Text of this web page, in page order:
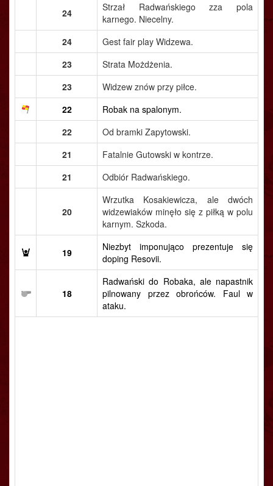
24
Strzał Radwańskiego zza pola
karnego. Niecelny.
24
Gest fair play Widzewa.
23
Strata Możdżenia.
23
Widzew znów przy piłce.
22
Robak na spalonym.
22
Od bramki Zapytowski.
21
Fatalnie Gutowski w kontrze.
21
Odbiór Radwańskiego.
20
Wrzutka Kosakiewicza, ale dwóch
widzewiaków minęło się z piłką w polu
karnym. Szkoda.
19
Niezbyt imponująco prezentuje się
doping Resovii.
18
Radwański do Robaka, ale napastnik
pilnowany przez obrońców. Faul w
ataku.